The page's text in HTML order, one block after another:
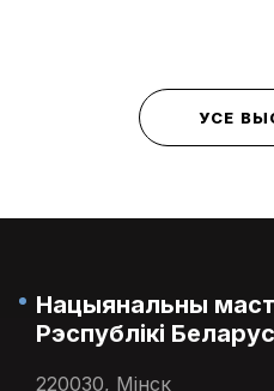
УСЕ
Нацыянальны
Рэспублікі
220030, Мінск